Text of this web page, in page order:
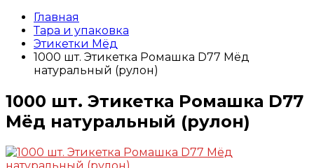
Главная
Тара и упаковка
Этикетки Мёд
1000 шт. Этикетка Ромашка D77 Мёд
натуральный (рулон)
1000 шт. Этикетка Ромашка D77
Мёд натуральный (рулон)